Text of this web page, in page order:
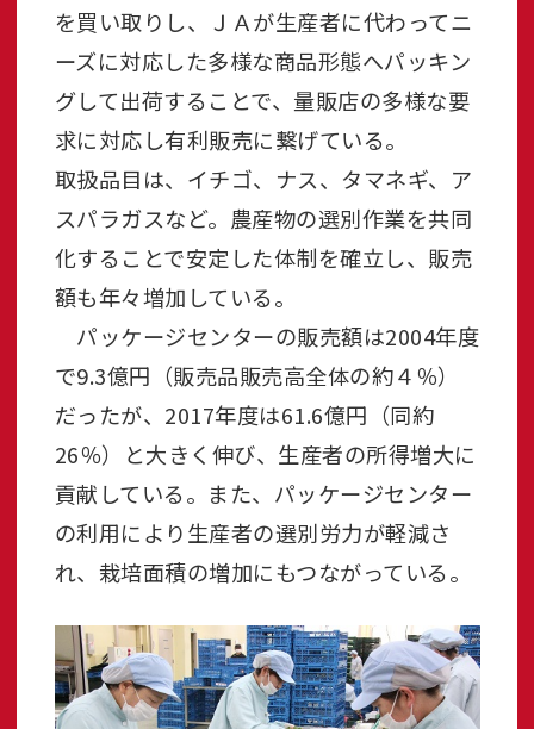
を買い取りし、ＪＡが生産者に代わってニ
ーズに対応した多様な商品形態へパッキン
グして出荷することで、量販店の多様な要
求に対応し有利販売に繋げている。
取扱品目は、イチゴ、ナス、タマネギ、ア
スパラガスなど。農産物の選別作業を共同
化することで安定した体制を確立し、販売
額も年々増加している。
パッケージセンターの販売額は2004年度
で9.3億円（販売品販売高全体の約４％）
だったが、2017年度は61.6億円（同約
26％）と大きく伸び、生産者の所得増大に
貢献している。また、パッケージセンター
の利用により生産者の選別労力が軽減さ
れ、栽培面積の増加にもつながっている。